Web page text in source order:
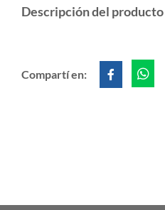
Descripción del producto
Compartí en: